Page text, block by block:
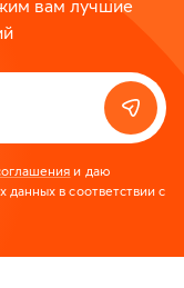
вам лучшие
и даю
данных в соответствии с